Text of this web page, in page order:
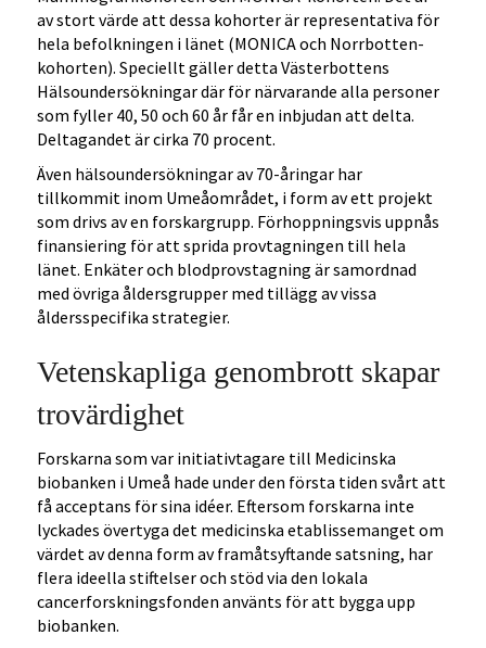
av stort värde att dessa kohorter är representativa för
hela befolkningen i länet (MONICA och Norrbotten-
kohorten). Speciellt gäller detta Västerbottens
Hälsoundersökningar där för närvarande alla personer
som fyller 40, 50 och 60 år får en inbjudan att delta.
Deltagandet är cirka 70 procent.
Även hälsoundersökningar av 70-åringar har
tillkommit inom Umeåområdet, i form av ett projekt
som drivs av en forskargrupp. Förhoppningsvis uppnås
finansiering för att sprida provtagningen till hela
länet. Enkäter och blodprovstagning är samordnad
med övriga åldersgrupper med tillägg av vissa
åldersspecifika strategier.
Vetenskapliga genombrott skapar
trovärdighet
Forskarna som var initiativtagare till Medicinska
biobanken i Umeå hade under den första tiden svårt att
få acceptans för sina idéer. Eftersom forskarna inte
lyckades övertyga det medicinska etablissemanget om
värdet av denna form av framåtsyftande satsning, har
flera ideella stiftelser och stöd via den lokala
cancerforskningsfonden använts för att bygga upp
biobanken.